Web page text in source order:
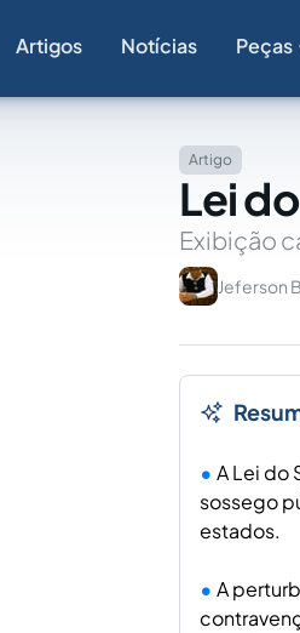
Artigos Notícias Peças
Artigo
Lei
Exibição
Jeferson
A Lei do
sossego
estados.
A